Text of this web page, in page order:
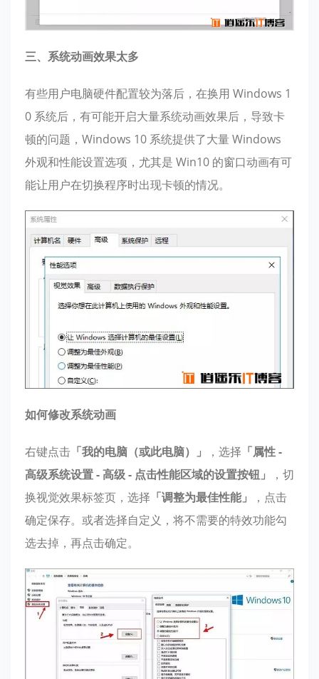
三、系统动画效果太多
有些用户电脑硬件配置较为落后，在换用 Windows 1
0 系统后，有可能开启大量系统动画效果后，导致卡
顿的问题，Windows 10 系统提供了大量 Windows
外观和性能设置选项，尤其是 Win10 的窗口动画有可
能让用户在切换程序时出现卡顿的情况。
如何修改系统动画
右键点击 「我的电脑（或此电脑）」 ，选择 「属性 -
高级系统设置 - 高级 - 点击性能区域的设置按钮」
，切
换视觉效果标签页，选择 「调整为最佳性能」
，点击
确定保存。或者选择自定义，将不需要的特效功能勾
选去掉，再点击确定。